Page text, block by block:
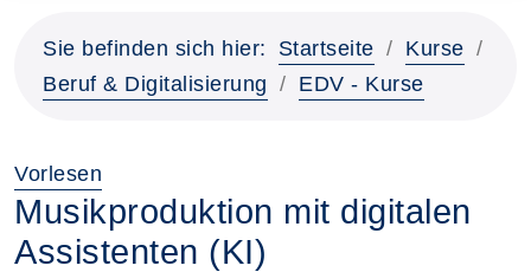
Sie befinden sich hier: Startseite
Kurse
Beruf & Digitalisierung
EDV - Kurse
Vorlesen
Musikproduktion mit digitalen
Assistenten (KI)